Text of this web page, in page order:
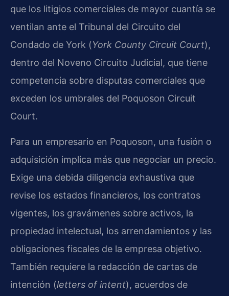
que los litigios comerciales de mayor cuantía se
ventilan ante el Tribunal del Circuito del
Condado de York (York County Circuit Court),
dentro del Noveno Circuito Judicial, que tiene
competencia sobre disputas comerciales que
exceden los umbrales del Poquoson Circuit
Court.
Para un empresario en Poquoson, una fusión o
adquisición implica más que negociar un precio.
Exige una debida diligencia exhaustiva que
revise los estados financieros, los contratos
vigentes, los gravámenes sobre activos, la
propiedad intelectual, los arrendamientos y las
obligaciones fiscales de la empresa objetivo.
También requiere la redacción de cartas de
intención (letters of intent), acuerdos de